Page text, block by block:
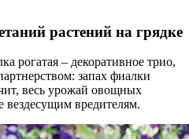
растений на грядке
рогатая – декоративное трио,
запах фиалки
весь урожай овощных
вездесущим вредителям.